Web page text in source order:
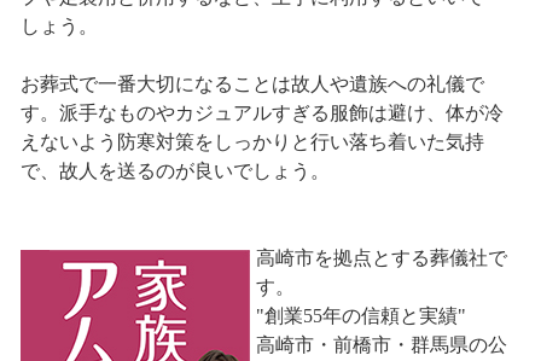
しょう。
お葬式で一番大切になることは故人や遺族への礼儀で
す。派手なものやカジュアルすぎる服飾は避け、体が冷
えないよう防寒対策をしっかりと行い落ち着いた気持
で、故人を送るのが良いでしょう。
高崎市を拠点とする葬儀社で
す。
"創業55年の信頼と実績"
高崎市・前橋市・群馬県の公